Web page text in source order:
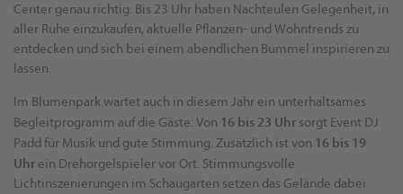
Center genau richtig. Bis 23 Uhr haben Nachteulen Gelegenheit, in
aller Ruhe einzukaufen, aktuelle Pflanzen- und Wohntrends zu
entdecken und sich bei einem abendlichen Bummel inspirieren zu
lassen.
Im Blumenpark wartet auch in diesem Jahr ein unterhaltsames
Begleitprogramm auf die Gäste: Von 16 bis 23 Uhr sorgt Event DJ
Padd für Musik und gute Stimmung. Zusätzlich ist von 16 bis 19
Uhr ein Drehorgelspieler vor Ort. Stimmungsvolle
Lichtinszenierungen im Schaugarten setzen das Gelände dabei